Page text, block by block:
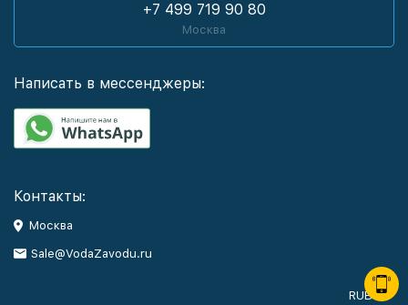
+7 499 719 90 80
Москва
Написать в мессенджеры:
Контакты:
Москва
Sale@VodaZavodu.ru
RUB